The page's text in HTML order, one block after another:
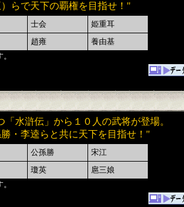
らで天下の覇権を目指せ！ "
士会
姫重耳
趙雍
養由基
水滸伝」から１０人の武将が登場。
・李逵らと共に天下を目指せ！"
公孫勝
宋江
瓊英
扈三娘